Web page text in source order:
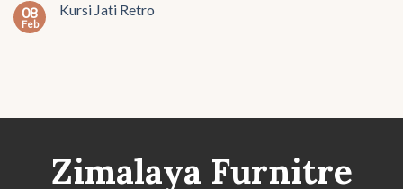
08
Feb
Kursi Jati Retro
Zimalaya Furnitre